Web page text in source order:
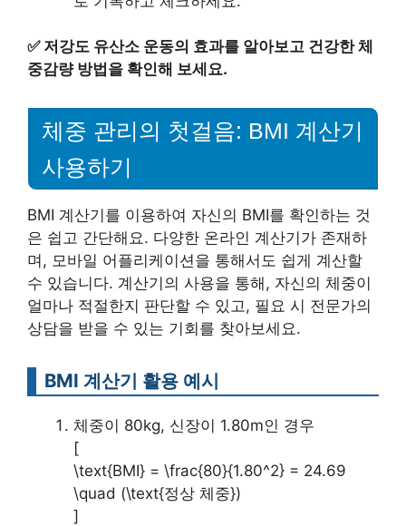
✅ 저강도 유산소 운동의 효과를 알아보고 건강한 체
중감량 방법을 확인해 보세요.
체중 관리의 첫걸음: BMI 계산기
사용하기
BMI 계산기를 이용하여 자신의 BMI를 확인하는 것
은 쉽고 간단해요. 다양한 온라인 계산기가 존재하
며, 모바일 어플리케이션을 통해서도 쉽게 계산할
수 있습니다. 계산기의 사용을 통해, 자신의 체중이
얼마나 적절한지 판단할 수 있고, 필요 시 전문가의
상담을 받을 수 있는 기회를 찾아보세요.
BMI 계산기 활용 예시
체중이 80kg, 신장이 1.80m인 경우
[
\text{BMI} = \frac{80}{1.80^2} = 24.69
\quad (\text{정상 체중})
]